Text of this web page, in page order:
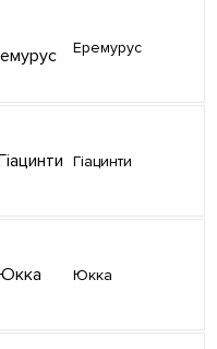
Еремурус
Гіацинти
Юкка